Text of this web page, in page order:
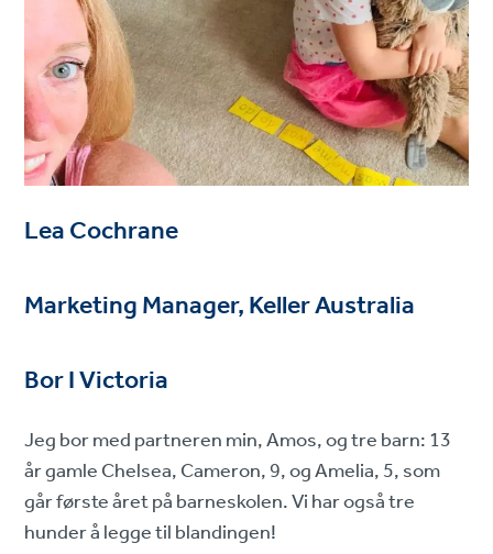
Lea Cochrane
Marketing Manager, Keller Australia
Bor I Victoria
Jeg bor med partneren min, Amos, og tre barn: 13
år gamle Chelsea, Cameron, 9, og Amelia, 5, som
går første året på barneskolen. Vi har også tre
hunder å legge til blandingen!